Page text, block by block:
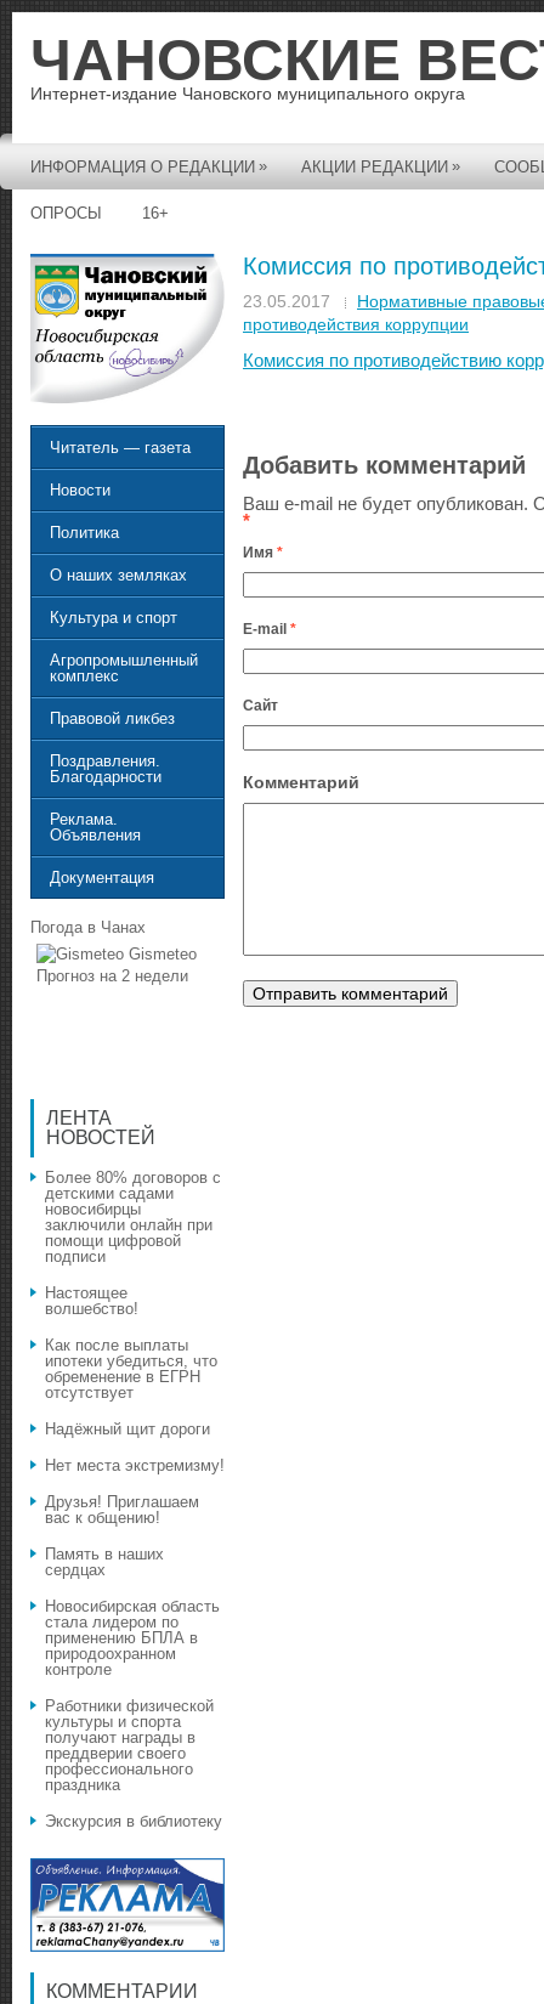
ЧАНОВСКИЕ
Интернет-издание Чановского муниципального округа
ИНФОРМАЦИЯ О РЕДАКЦИИ » АКЦИИ РЕДАКЦИИ »
ОПРОСЫ 16+
Комиссия по
23.05.2017
Нормативные
противодействия коррупции
Комиссия по противодействию
Добавить комментарий
Ваш e-mail не будет опубликован.
*
Имя *
E-mail *
Сайт
Комментарий
Читатель — газета
Новости
Политика
О наших земляках
Культура и спорт
Агропромышленный
комплекс
Правовой ликбез
Поздравления.
Благодарности
Реклама.
Объявления
Документация
Погода в Чанах
Gismeteo
Прогноз на 2 недели
ЛЕНТА
НОВОСТЕЙ
Более 80% договоров с
детскими садами
новосибирцы
заключили онлайн при
помощи цифровой
подписи
Настоящее
волшебство!
Как после выплаты
ипотеки убедиться, что
обременение в ЕГРН
отсутствует
Надёжный щит дороги
Нет места экстремизму!
Друзья! Приглашаем
вас к общению!
Память в наших
сердцах
Новосибирская область
стала лидером по
применению БПЛА в
природоохранном
контроле
Работники физической
культуры и спорта
получают награды в
преддверии своего
профессионального
праздника
Экскурсия в библиотеку
КОММЕНТАРИИ